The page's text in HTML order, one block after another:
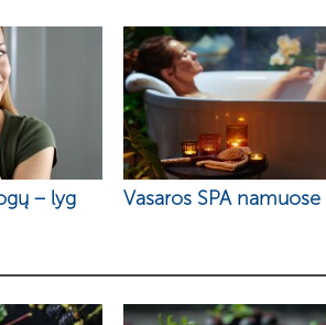
– lyg
Vasaros SPA namuose